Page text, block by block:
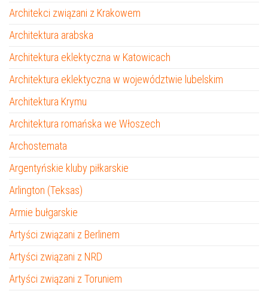
Architekci związani z Krakowem
Architektura arabska
Architektura eklektyczna w Katowicach
Architektura eklektyczna w województwie lubelskim
Architektura Krymu
Architektura romańska we Włoszech
Archostemata
Argentyńskie kluby piłkarskie
Arlington (Teksas)
Armie bułgarskie
Artyści związani z Berlinem
Artyści związani z NRD
Artyści związani z Toruniem